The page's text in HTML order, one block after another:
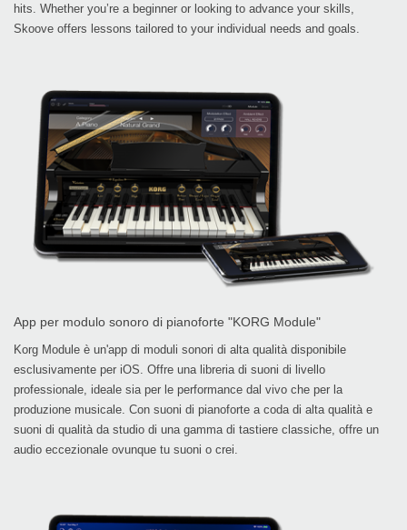
hits. Whether you’re a beginner or looking to advance your skills,
Skoove offers lessons tailored to your individual needs and goals.
App per modulo sonoro di pianoforte "KORG Module"
Korg Module è un'app di moduli sonori di alta qualità disponibile
esclusivamente per iOS. Offre una libreria di suoni di livello
professionale, ideale sia per le performance dal vivo che per la
produzione musicale. Con suoni di pianoforte a coda di alta qualità e
suoni di qualità da studio di una gamma di tastiere classiche, offre un
audio eccezionale ovunque tu suoni o crei.